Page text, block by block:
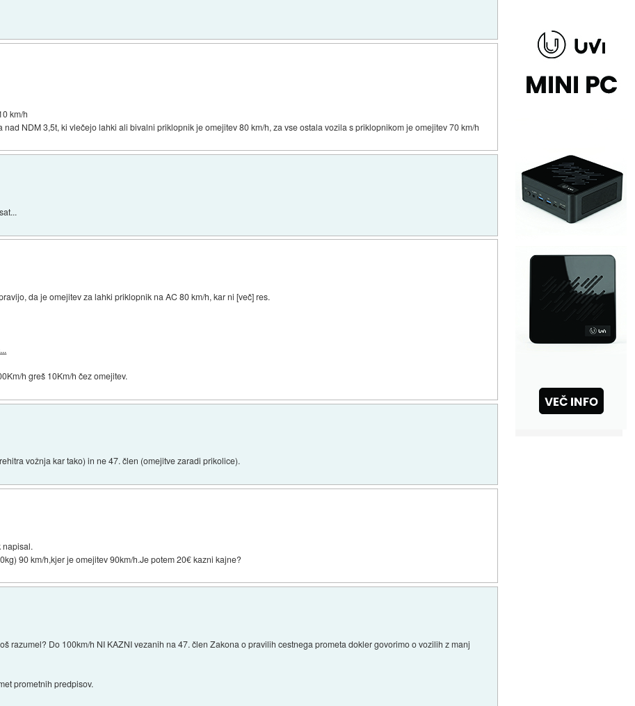
km/h
NDM 3,5t, ki vlečejo lahki ali bivalni priklopnik je omejitev 80 km/h, za vse ostala vozila s priklopnikom je omejitev 70 km/h
da je omejitev za lahki priklopnik na AC 80 km/h, kar ni [več] res.
h greš 10Km/h čez omejitev.
vožnja kar tako) in ne 47. člen (omejitve zaradi prikolice).
napisal.
90 km/h,kjer je omejitev 90km/h.Je potem 20€ kazni kajne?
razumel? Do 100km/h NI KAZNI vezanih na 47. člen Zakona o pravilih cestnega prometa dokler govorimo o vozilih z manj
prometnih predpisov.